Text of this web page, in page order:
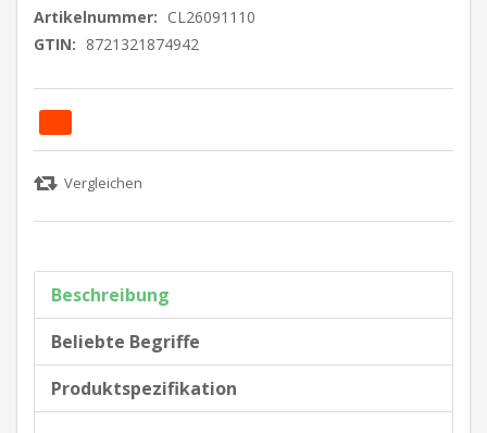
Artikelnummer: CL26091110
GTIN: 8721321874942
Beschreibung
Beliebte Begriffe
Produktspezifikation